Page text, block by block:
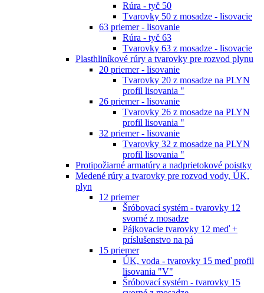
Rúra - tyč 50
Tvarovky 50 z mosadze - lisovacie
63 priemer - lisovanie
Rúra - tyč 63
Tvarovky 63 z mosadze - lisovacie
Plasthliníkové rúry a tvarovky pre rozvod plynu
20 priemer - lisovanie
Tvarovky 20 z mosadze na PLYN
profil lisovania "
26 priemer - lisovanie
Tvarovky 26 z mosadze na PLYN
profil lisovania "
32 priemer - lisovanie
Tvarovky 32 z mosadze na PLYN
profil lisovania "
Protipožiarné armatúry a nadprietokové poistky
Medené rúry a tvarovky pre rozvod vody, ÚK,
plyn
12 priemer
Šróbovací systém - tvarovky 12
svorné z mosadze
Pájkovacie tvarovky 12 meď +
príslušenstvo na pá
15 priemer
ÚK, voda - tvarovky 15 meď profil
lisovania "V"
Šróbovací systém - tvarovky 15